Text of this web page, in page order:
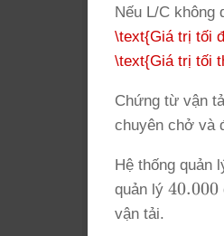
Nếu L/C không
\text{Giá trị tối
\text{Giá trị tối
Chứng từ vận
chuyên chở và
Hệ thống quản
quản lý 40.000
40.000
vận tải.